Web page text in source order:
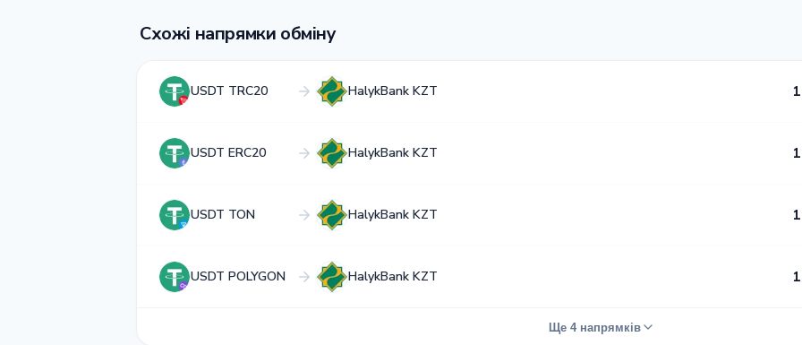
Схожі напрямки обміну
USDT TRC20 HalykBank KZT
USDT ERC20 HalykBank KZT
USDT TON HalykBank KZT
USDT POLYGON HalykBank KZT
Ще 4 напрямків